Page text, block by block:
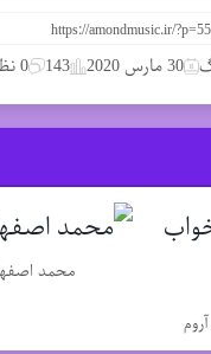
30 مارس 2020 143 0 نظر
محمد